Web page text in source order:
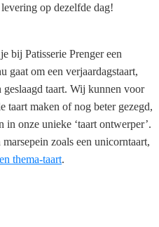
op dezelfde dag!
bij Patisserie Prenger een
gaat om een verjaardagstaart,
taart. Wij kunnen voor
taart maken of nog beter gezegd,
in onze unieke ‘taart ontwerper’.
zoals een unicorntaart,
thema-taart.